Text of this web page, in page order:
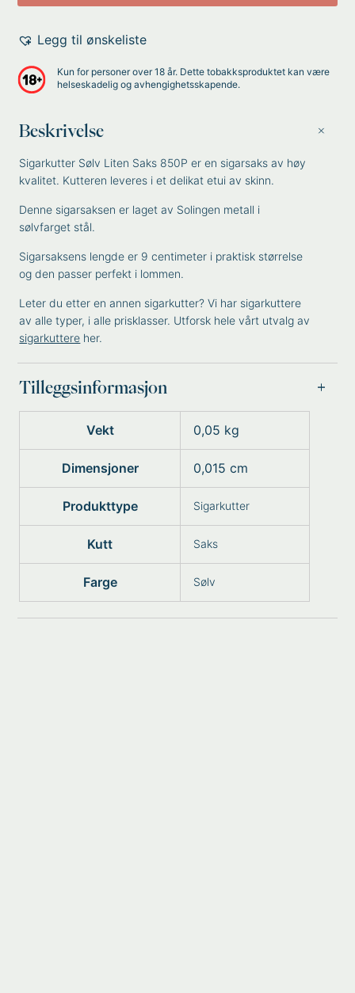
Legg til ønskeliste
Kun for personer over 18 år. Dette tobakksproduktet kan være
helseskadelig og avhengighetsskapende.
Beskrivelse
Sigarkutter Sølv Liten Saks 850P er en sigarsaks av høy
kvalitet. Kutteren leveres i et delikat etui av skinn.
Denne sigarsaksen er laget av Solingen metall i
sølvfarget stål.
Sigarsaksens lengde er 9 centimeter i praktisk størrelse
og den passer perfekt i lommen.
Leter du etter en annen sigarkutter? Vi har sigarkuttere
av alle typer, i alle prisklasser. Utforsk hele vårt utvalg av
sigarkuttere her.
Tilleggsinformasjon
Vekt 0,05 kg
Dimensjoner 0,015 cm
Produkttype Sigarkutter
Kutt Saks
Farge Sølv